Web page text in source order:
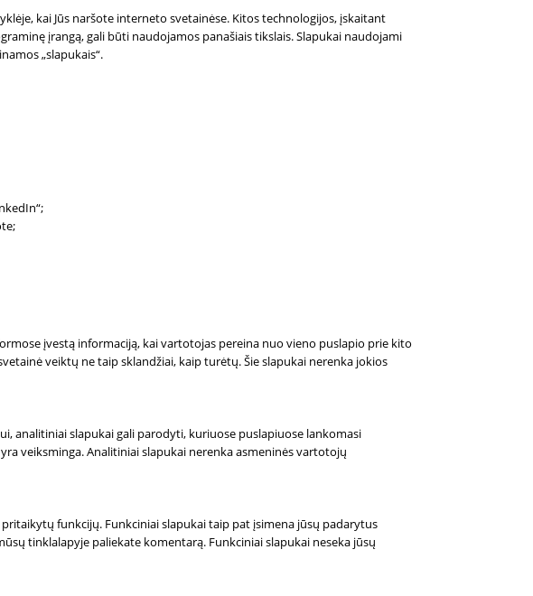
kai Jūs naršote interneto svetainėse. Kitos technologijos, įskaitant
įrangą, gali būti naudojamos panašiais tikslais. Slapukai naudojami
„slapukais“.
įvestą informaciją, kai vartotojas pereina nuo vieno puslapio prie kito
veiktų ne taip sklandžiai, kaip turėtų. Šie slapukai nerenka jokios
analitiniai slapukai gali parodyti, kuriuose puslapiuose lankomasi
veiksminga. Analitiniai slapukai nerenka asmeninės vartotojų
funkcijų. Funkciniai slapukai taip pat įsimena jūsų padarytus
tinklalapyje paliekate komentarą. Funkciniai slapukai neseka jūsų